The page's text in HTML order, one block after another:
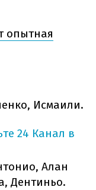
опытная
Исмаили.
24 Канал в
Алан
Дентиньо.